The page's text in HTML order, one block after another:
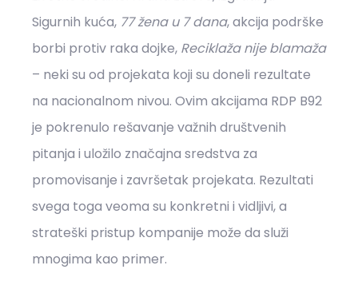
Sigurnih kuća, 77 žena u 7 dana, akcija podrške
borbi protiv raka dojke, Reciklaža nije blamaža
– neki su od projekata koji su doneli rezultate
na nacionalnom nivou. Ovim akcijama RDP B92
je pokrenulo rešavanje važnih društvenih
pitanja i uložilo značajna sredstva za
promovisanje i završetak projekata. Rezultati
svega toga veoma su konkretni i vidljivi, a
strateški pristup kompanije može da služi
mnogima kao primer.